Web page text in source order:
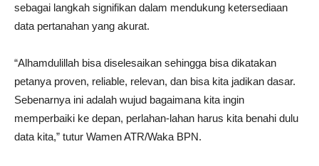
sebagai langkah signifikan dalam mendukung ketersediaan
data pertanahan yang akurat.
“Alhamdulillah bisa diselesaikan sehingga bisa dikatakan
petanya proven, reliable, relevan, dan bisa kita jadikan dasar.
Sebenarnya ini adalah wujud bagaimana kita ingin
memperbaiki ke depan, perlahan-lahan harus kita benahi dulu
data kita,” tutur Wamen ATR/Waka BPN.